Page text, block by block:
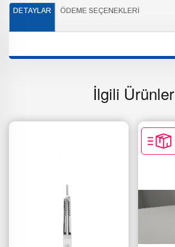
DETAYLAR ÖDEME SEÇENEKLERI
İlgili Ürünler